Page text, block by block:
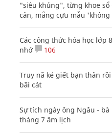
"siêu khủng", từng khoe
cân, mắng cựu mẫu
Các công thức hóa học lớp
nhớ
106
Truy nã kẻ giết bạn thân
bãi cát
Sự tích ngày ông Ngâu -
tháng 7 âm lịch